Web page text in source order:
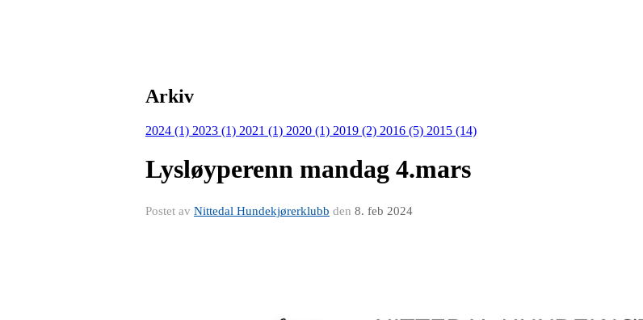
Arkiv
2024 (1) 2023 (1) 2021 (1) 2020 (1) 2019 (2) 2016 (5) 2015 (14)
Lysløyperenn mandag 4.mars
Postet av Nittedal Hundekjørerklubb den 8. feb 2024